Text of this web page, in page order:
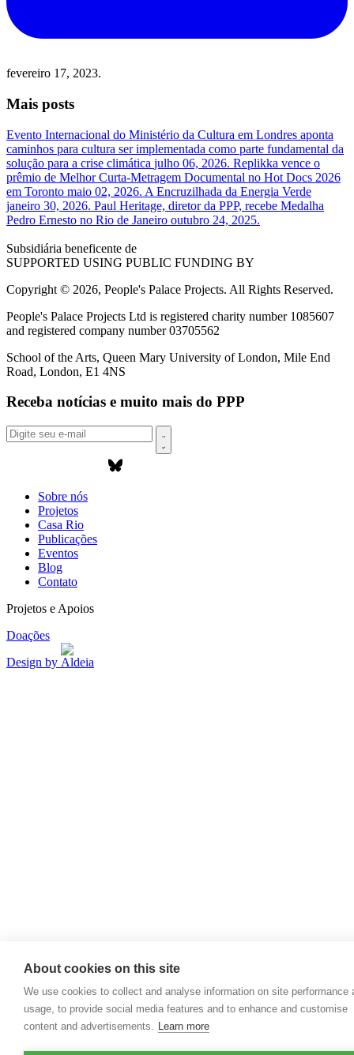
fevereiro 17, 2023.
Mais posts
Evento Internacional do Ministério da Cultura em Londres aponta
caminhos para cultura ser implementada como parte fundamental da
solução para a crise climática julho 06, 2026. Replikka vence o
prêmio de Melhor Curta-Metragem Documental no Hot Docs 2026
em Toronto maio 02, 2026. A Encruzilhada da Energia Verde
janeiro 30, 2026. Paul Heritage, diretor da PPP, recebe Medalha
Pedro Ernesto no Rio de Janeiro outubro 24, 2025.
Subsidiária beneficente de
SUPPORTED USING PUBLIC FUNDING BY
Copyright © 2026, People's Palace Projects. All Rights Reserved.
People's Palace Projects Ltd is registered charity number 1085607
and registered company number 03705562
School of the Arts, Queen Mary University of London, Mile End
Road, London, E1 4NS
Receba notícias e muito mais do PPP
Sobre nós
Projetos
Casa Rio
Publicações
Eventos
Blog
Contato
Projetos e Apoios
Doações
Design by
About cookies on this site
We use cookies to collect and analyse information on site performance
usage, to provide social media features and to enhance and customise
content and advertisements. Learn more